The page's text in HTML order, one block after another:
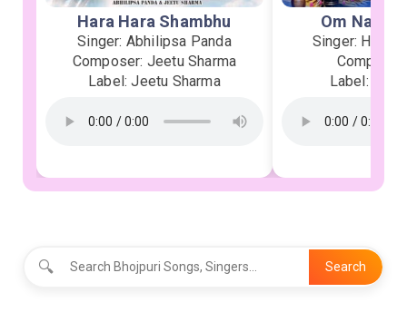
Hara Hara Shambhu
Singer: Abhilipsa Panda
Composer: Jeetu Sharma
Label: Jeetu Sharma
Om
Singer:
Label:
🔍 Search